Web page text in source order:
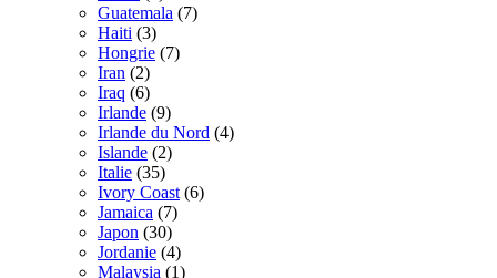
Guatemala (7)
Haiti (3)
Hongrie (7)
Iran (2)
Iraq (6)
Irlande (9)
Irlande du Nord (4)
Islande (2)
Italie (35)
Ivory Coast (6)
Jamaica (7)
Japon (30)
Jordanie (4)
Malaysia (1)